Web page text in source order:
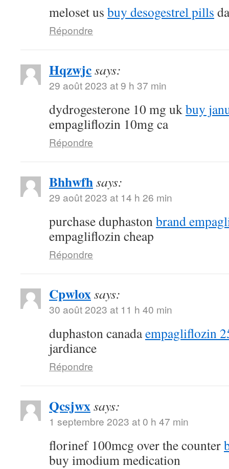
meloset us buy desogestrel pills
Répondre
Hqzwjcsays:
29 août 2023 at 9 h 37 min
dydrogesterone 10 mg ukbuy
empagliflozin 10mg ca
Répondre
Bhhwfhsays:
29 août 2023 at 14 h 26 min
purchase duphastonbrand
empagliflozin cheap
Répondre
Cpwloxsays:
30 août 2023 at 11 h 40 min
duphaston canadaempagliflozin
jardiance
Répondre
Qcsjwxsays:
1 septembre 2023 at 0 h 47 min
florinef 100mcg over the counter
buy imodium medication